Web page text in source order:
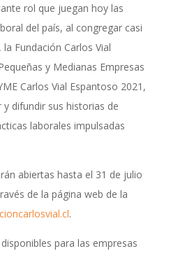
rol que juegan hoy las
del país, al congregar casi
Fundación Carlos Vial
y Medianas Empresas
Carlos Vial Espantoso 2021,
difundir sus historias de
laborales impulsadas
abiertas hasta el 31 de julio
de la página web de la
.
para las empresas